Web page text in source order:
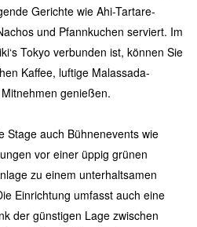
Gerichte wie Ahi-Tartare-
und Pfannkuchen serviert. Im
Tokyo verbunden ist, können Sie
Kaffee, luftige Malassada-
genießen.
Stage auch Bühnenevents wie
vor einer üppig grünen
zu einem unterhaltsamen
Einrichtung umfasst auch eine
der günstigen Lage zwischen